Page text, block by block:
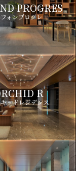
PROGRES
ォンプログレ
R
ッドレジデンス